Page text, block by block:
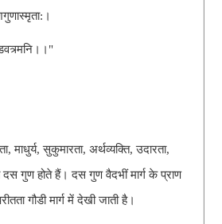
माधुर्य, सुकुमारता, अर्थव्यक्ति, उदारता,
गुण होते हैं। दस गुण वैदभीं मार्ग के प्राण
गौडी मार्ग में देखी जाती है।